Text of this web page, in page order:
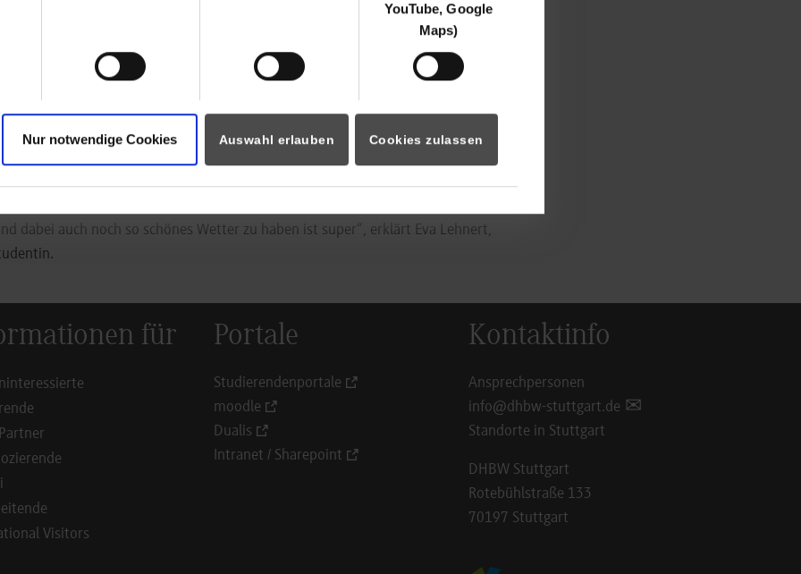
YouTube, Google
Maps)
Nur notwendige Cookies Auswahl erlauben Cookies zulassen
Studiengangsleiter BWL-Handwerk an der DHBW Stuttgart, zeichnet für die
„Dual studieren heißt, neben der Theorie auch die Praxis zu beherrschen. Durch
auch die Sozialkompetenz im Rahmen des Studiums gestärkt.“
Zwecks einsetzen zu können – den Kindern ein farbiges und schönes Umfeld zu
dabei auch noch so schönes Wetter zu haben ist super“, erklärt Eva Lehnert,
für
Visitors
Portale
Studierendenportale
moodle
Dualis
Intranet / Sharepoint
Kontaktinfo
Ansprechpersonen
info@dhbw-stuttgart.de
Standorte in Stuttgart
DHBW Stuttgart
Rotebühlstraße 133
70197 Stuttgart